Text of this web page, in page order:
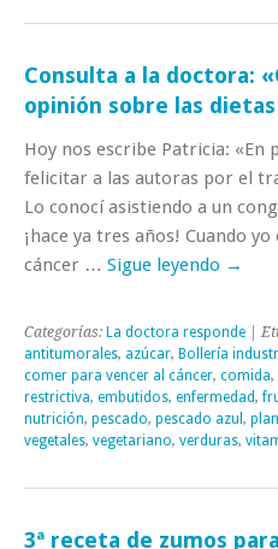
Consulta a la doctora:
opinión sobre las
Hoy nos escribe Patricia:
felicitar a las autoras por el
Lo conocí asistiendo a un
¡hace ya tres años! Cuando
cáncer … Sigue leyendo →
Categorías: La doctora responde |
antitumorales, azúcar, Bollería
comer para vencer al cáncer, comida,
restrictiva, embutidos, enfermedad,
nutrición, pescado, pescado azul ,
vegetales, vegetariano, verduras,
3ª receta de zumos